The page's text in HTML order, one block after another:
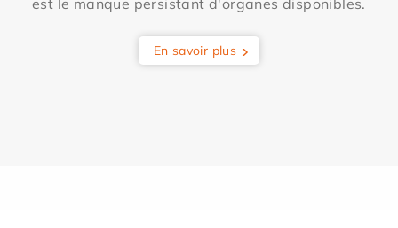
est le manque persistant d'organes disponibles.
En savoir plus